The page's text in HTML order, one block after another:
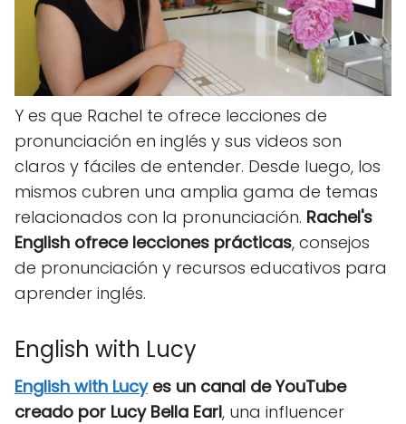
Y es que Rachel te ofrece lecciones de
pronunciación en inglés y sus videos son
claros y fáciles de entender. Desde luego, los
mismos cubren una amplia gama de temas
relacionados con la pronunciación. Rachel's
English ofrece lecciones prácticas, consejos
de pronunciación y recursos educativos para
aprender inglés.
English with Lucy
English with Lucyes un canal de YouTube
creado por Lucy Bella Earl, una influencer